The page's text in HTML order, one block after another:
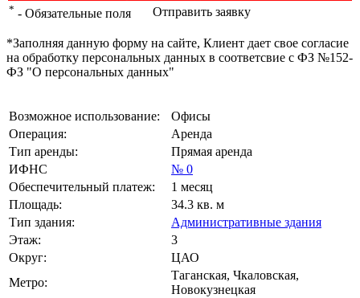
* - Обязательные поля Отправить заявку
*Заполняя данную форму на сайте, Клиент дает свое согласие
на обработку персональных данных в соответсвие с ФЗ №152-
ФЗ "О персональных данных"
Возможное использование:
Офисы
Операция:
Аренда
Тип аренды:
Прямая аренда
ИФНС
№ 0
Обеспечительный платеж:
1 месяц
Площадь:
34.3 кв. м
Тип здания:
Административные здания
Этаж:
3
Округ:
ЦАО
Метро:
Таганская, Чкаловская,
Новокузнецкая